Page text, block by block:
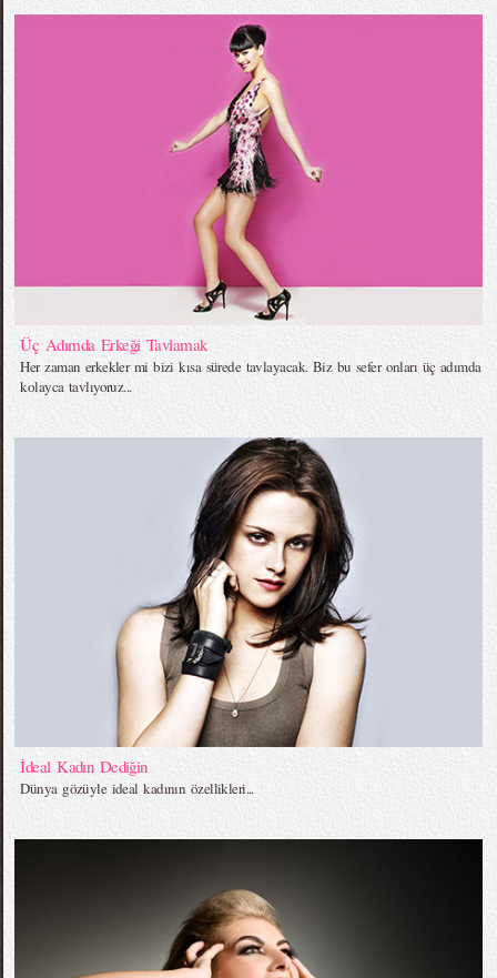
Üç Adımda Erkeği Tavlamak
Her zaman erkekler mi bizi kısa sürede tavlayacak. Biz bu sefer onları üç adımda
kolayca tavlıyoruz...
İdeal Kadın Dediğin
Dünya gözüyle ideal kadının özellikleri...